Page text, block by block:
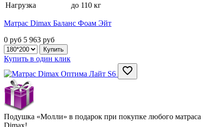
Нагрузка
до 110 кг
Матрас Dimax Баланс Фоам Эйт
0 руб 5 963 руб
Купить в один клик
Подушка «Молли» в подарок при покупке любого матраса
Dimax!